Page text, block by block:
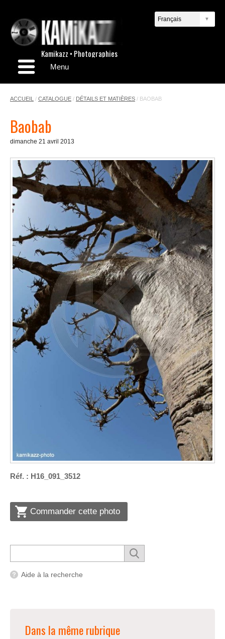
Kamikazz • Photographies
Menu
ACCUEIL / CATALOGUE / DÉTAILS ET MATIÈRES / BAOBAB
Baobab
dimanche 21 avril 2013
Réf. : H16_091_3512
Commander cette photo
Aide à la recherche
Dans la même rubrique